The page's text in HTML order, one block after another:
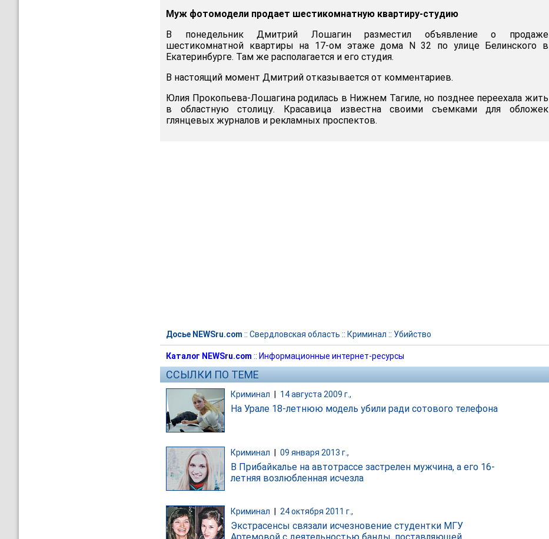
Муж фотомодели продает шестикомнатную квартиру-студию
В понедельник Дмитрий Лошагин разместил объявление о продаже
шестикомнатной квартиры на 17-ом этаже дома N 32 по улице Белинского в
Екатеринбурге. Там же располагается и его студия.
В настоящий момент Дмитрий отказывается от комментариев.
Юлия Прокопьева-Лошагина родилась в Нижнем Тагиле, но позднее переехала жить
в областную столицу. Красавица известна своими съемками для обложек
глянцевых журналов и рекламных проспектов.
Досье NEWSru.com :: Свердловская область :: Криминал :: Убийство
Каталог NEWSru.com :: Информационные интернет-ресурсы
ССЫЛКИ ПО ТЕМЕ
Криминал 14 августа 2009 г.,
На Урале 18-летнюю модель убили ради сотового телефона
Криминал 09 января 2013 г.,
В Прибайкалье на автотрассе застрелен мужчина, а его 16-
летняя возлюбленная исчезла
Криминал 24 октября 2011 г.,
Экстрасенсы связали исчезновение студентки МГУ